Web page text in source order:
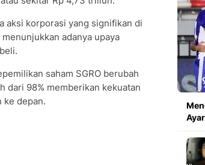
aksi korporasi yang signifikan di
adanya upaya
saham SGRO berubah
dari 98% memberikan kekuatan
ke depan.